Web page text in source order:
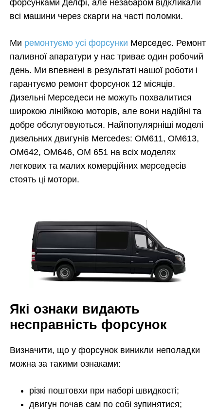
форсунками Делфі, але незабаром відкликали
всі машини через скарги на часті поломки.
Ми ремонтуємо усі форсунки Мерседес. Ремонт
паливної апаратури у нас триває один робочий
день. Ми впевнені в результаті нашої роботи і
гарантуємо ремонт форсунок 12 місяців.
Дизельні Мерседеси не можуть похвалитися
широкою лінійкою моторів, але вони надійні та
добре обслуговуються. Найпопулярніші моделі
дизельних двигунів Mercedes: OM611, OM613,
OM642, OM646, OM 651 на всіх моделях
легкових та малих комерційних мерседесів
стоять ці мотори.
Які ознаки видають
несправність форсунок
Визначити, що у форсунок виникли неполадки
можна за такими ознаками:
різкі поштовхи при наборі швидкості;
двигун почав сам по собі зупинятися;